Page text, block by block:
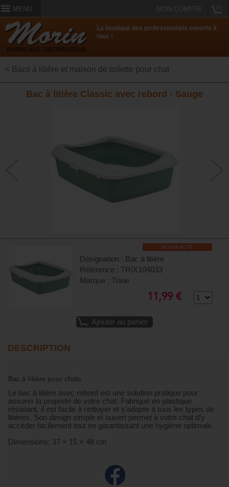
MENU MON COMPTE
La boutique des professionnels ouverte à
tous !
< Bacs à litière et maison de toilette pour chat
Bac à litière Classic avec rebord - Sauge
NOUVEAUTÉ
Désignation : Bac à litière
Référence : TRIX104033
Marque : Trixie
11,99 €
Ajouter au panier
DESCRIPTION
Bac à litière pour chats
Le bac à litière avec rebord est une solution pratique pour
assurer la propreté de votre chat. Fabriqué en plastique
résistant, il est facile à nettoyer et s’adapte à tous les types de
litières. Son design simple et ouvert permet à votre chat d’y
accéder facilement tout en garantissant une hygiène optimale.
Dimensions: 37 × 15 × 48 cm